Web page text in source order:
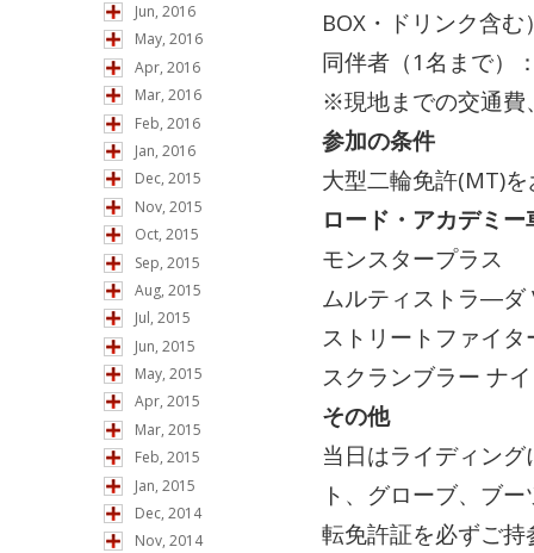
Jun, 2016
May, 2016
Apr, 2016
Mar, 2016
Feb, 2016
Jan, 2016
Dec, 2015
Nov, 2015
Oct, 2015
Sep, 2015
Aug, 2015
Jul, 2015
Jun, 2015
May, 2015
Apr, 2015
Mar, 2015
Feb, 2015
Jan, 2015
Dec, 2014
Nov, 2014
BOX・ドリンク含む
同伴者（1名まで）
※現地までの交通費
参加の条件
大型二輪免許(MT)
ロード・アカデミ
モンスタープラス
ムルティストラ―ダ
ストリートファイタ
スクランブラー ナ
その他
当日はライディン
ト、グローブ、ブ
転免許証を必ずご持